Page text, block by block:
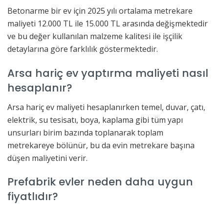
Betonarme bir ev için 2025 yılı ortalama metrekare
maliyeti 12.000 TL ile 15.000 TL arasında değişmektedir
ve bu değer kullanılan malzeme kalitesi ile işçilik
detaylarına göre farklılık göstermektedir.
Arsa hariç ev yaptırma maliyeti nasıl
hesaplanır?
Arsa hariç ev maliyeti hesaplanırken temel, duvar, çatı,
elektrik, su tesisatı, boya, kaplama gibi tüm yapı
unsurları birim bazında toplanarak toplam
metrekareye bölünür, bu da evin metrekare başına
düşen maliyetini verir.
Prefabrik evler neden daha uygun
fiyatlıdır?